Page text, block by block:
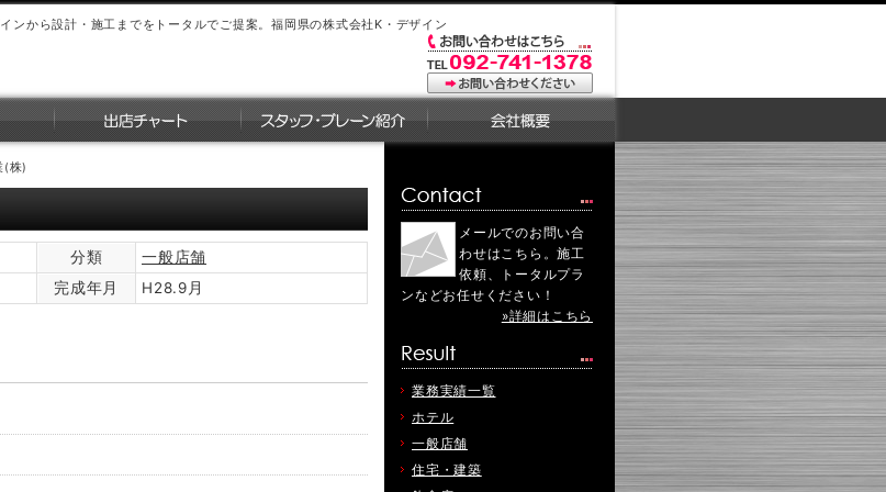
ンから設計・施工までをトータルでご提案。福岡県の株式会社K・デザイン
(株)
分類
一般店舗
完成年月 H28.9月
メールでのお問い合
わせはこちら。施工
依頼、トータルプラ
ンなどお任せください！
»詳細はこちら
業務実績一覧
ホテル
一般店舗
住宅・建築